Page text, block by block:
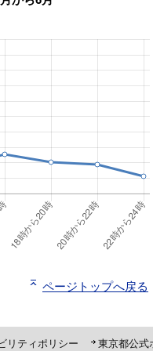
ページトップへ戻る
リティポリシー 東京都公式